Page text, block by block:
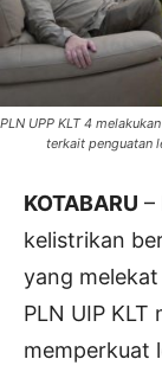
PLN UPP KLT 4
terkait penguatan
KOTABARU –
kelistrikan
yang
PLN UIP KLT
memperkuat